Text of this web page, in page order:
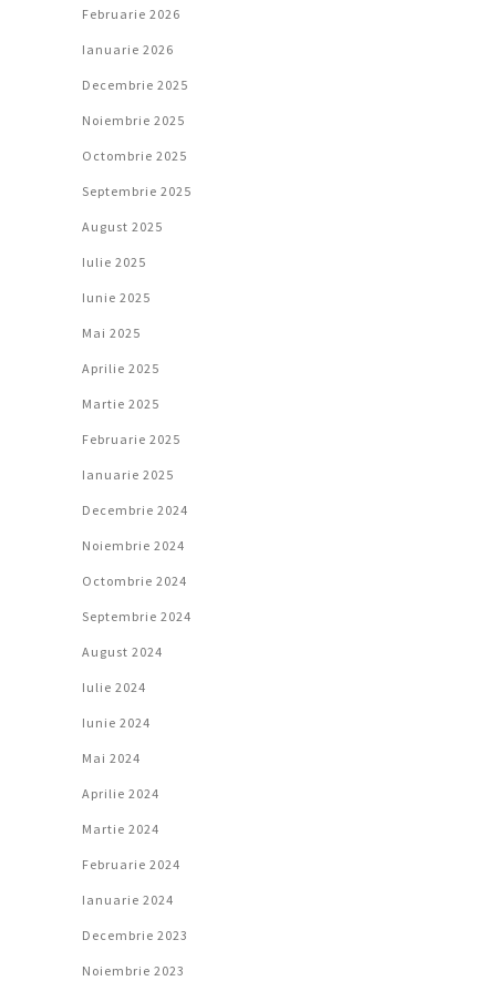
Februarie 2026
Ianuarie 2026
Decembrie 2025
Noiembrie 2025
Octombrie 2025
Septembrie 2025
August 2025
Iulie 2025
Iunie 2025
Mai 2025
Aprilie 2025
Martie 2025
Februarie 2025
Ianuarie 2025
Decembrie 2024
Noiembrie 2024
Octombrie 2024
Septembrie 2024
August 2024
Iulie 2024
Iunie 2024
Mai 2024
Aprilie 2024
Martie 2024
Februarie 2024
Ianuarie 2024
Decembrie 2023
Noiembrie 2023